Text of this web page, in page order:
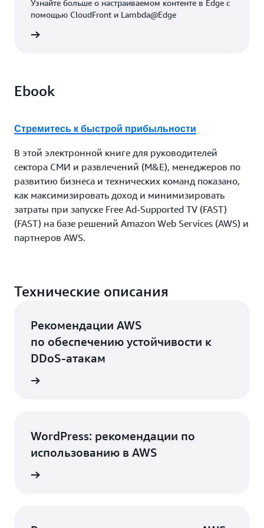
Узнайте больше о настраиваемом контенте в Edge с
помощью CloudFront и Lambda@Edge
Ebook
Стремитесь к быстрой прибыльности
В этой электронной книге для руководителей
сектора СМИ и развлечений (M&E), менеджеров по
развитию бизнеса и технических команд показано,
как максимизировать доход и минимизировать
затраты при запуске Free Ad-Supported TV (FAST)
(FAST) на базе решений Amazon Web Services (AWS) и
партнеров AWS.
Технические описания
Рекомендации AWS
по обеспечению устойчивости к
DDoS‑атакам
WordPress: рекомендации по
использованию в AWS